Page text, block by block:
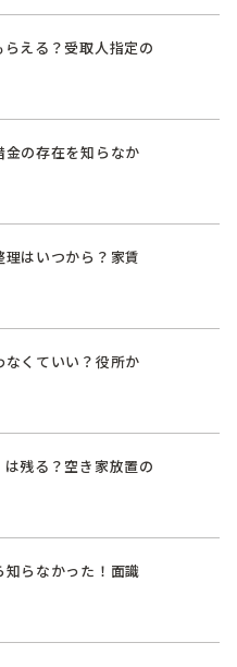
える？受取人指定の
の存在を知らなか
はいつから？家賃
くていい？役所か
残る？空き家放置の
知らなかった！面識